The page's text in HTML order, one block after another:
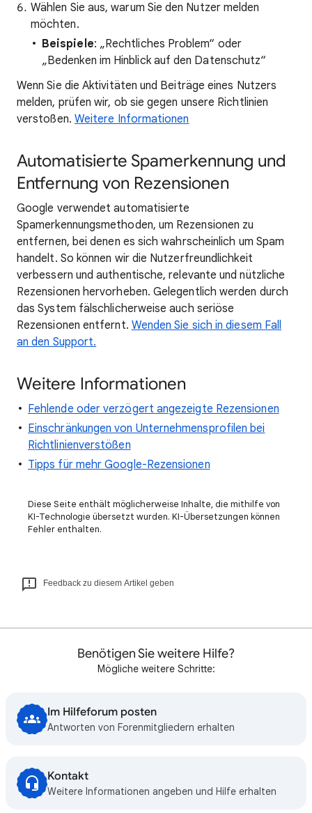
Wählen Sie aus, warum Sie den Nutzer melden
möchten.
Beispiele: „Rechtliches Problem“ oder
„Bedenken im Hinblick auf den Datenschutz“
Wenn Sie die Aktivitäten und Beiträge eines Nutzers
melden, prüfen wir, ob sie gegen unsere Richtlinien
verstoßen. Weitere Informationen
Automatisierte Spamerkennung und
Entfernung von Rezensionen
Google verwendet automatisierte
Spamerkennungsmethoden, um Rezensionen zu
entfernen, bei denen es sich wahrscheinlich um Spam
handelt. So können wir die Nutzerfreundlichkeit
verbessern und authentische, relevante und nützliche
Rezensionen hervorheben. Gelegentlich werden durch
das System fälschlicherweise auch seriöse
Rezensionen entfernt. Wenden Sie sich in diesem Fall
an den Support.
Weitere Informationen
Fehlende oder verzögert angezeigte Rezensionen
Einschränkungen von Unternehmensprofilen bei
Richtlinienverstößen
Tipps für mehr Google-Rezensionen
Diese Seite enthält möglicherweise Inhalte, die mithilfe von
KI-Technologie übersetzt wurden. KI-Übersetzungen können
Fehler enthalten.
Feedback zu diesem Artikel geben
Benötigen Sie weitere Hilfe?
Mögliche weitere Schritte:
Im Hilfeforum posten
Antworten von Forenmitgliedern erhalten
Kontakt
Weitere Informationen angeben und Hilfe erhalten